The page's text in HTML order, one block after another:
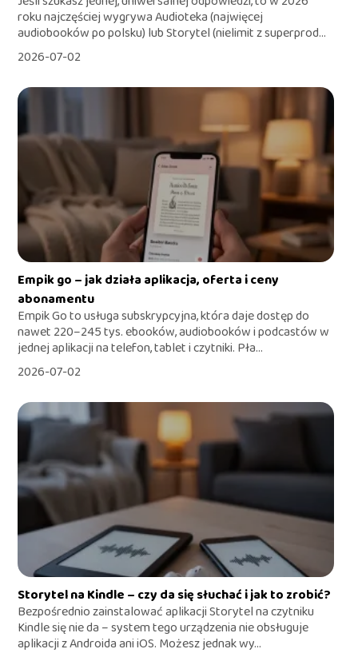
roku najczęściej wygrywa Audioteka (najwięcej
audiobooków po polsku) lub Storytel (nielimit z superprod...
2026-07-02
Empik go – jak działa aplikacja, oferta i ceny
abonamentu
Empik Go to usługa subskrypcyjna, która daje dostęp do
nawet 220–245 tys. ebooków, audiobooków i podcastów w
jednej aplikacji na telefon, tablet i czytniki. Pła...
2026-07-02
Storytel na Kindle – czy da się słuchać i jak to zrobić?
Bezpośrednio zainstalować aplikacji Storytel na czytniku
Kindle się nie da – system tego urządzenia nie obsługuje
aplikacji z Androida ani iOS. Możesz jednak wy...